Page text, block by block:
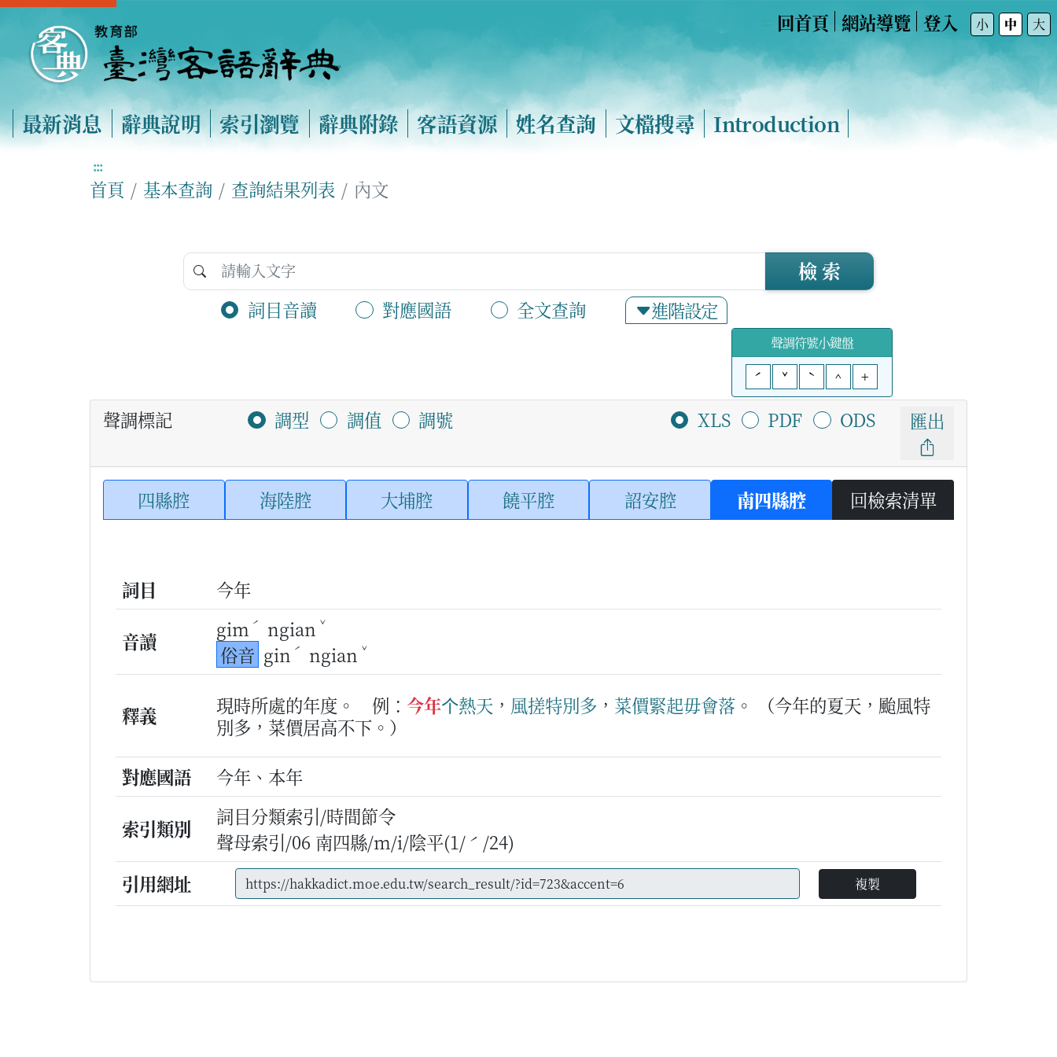
回首頁 網站導覽 登入 小 中 大
最新消息 辭典說明 索引瀏覽 辭典附錄 客語資源 姓名查詢 文檔搜尋 Introduction
:::
首頁 基本查詢 查詢結果列表 內文
詞目音讀 對應國語 全文查詢 進階設定
檢 索
聲調符號小鍵盤
ˊ
ˇ ˋ ^ +
聲調標記 調型 調值 調號 XLS PDF ODS 匯出
四縣腔 海陸腔 大埔腔 饒平腔 詔安腔 南四縣腔 回檢索清單
詞目 今年
音讀 gim ˊ ngian ˇ
俗音 gin ˊ ngian ˇ
釋義 現時所處的年度。 例： 今年个熱天 ， 風搓特別多 ， 菜價緊起毋會落 。
（今年的夏天，颱風特
別多，菜價居高不下。）
對應國語
今年、本年
索引類別
詞目分類索引/時間節令
聲母索引/06 南四縣/m/i/陰平(1/ˊ/24)
引用網址
複製